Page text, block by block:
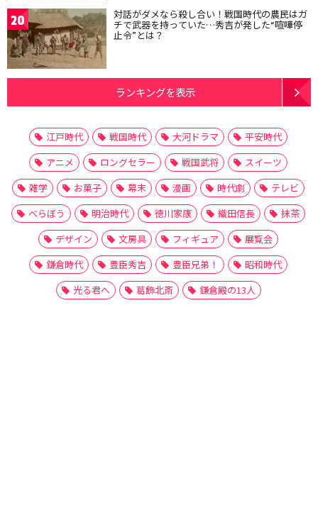
20 対話がダメなら殺し合い！戦国時代の農民はガ
チで武器を持っていた…秀吉が発した“喧嘩停
止令”とは？
ランキングを表示
江戸時代 戦国時代 大河ドラマ
平安時代
アニメ
ロングセラー 戦国武将
スイーツ
雑学
お菓子 幕末 漫画 時代劇
テレビ
べらぼう
明治時代 徳川家康 織田信長
抹茶
デザイン
文房具 フィギュア
展覧会
鎌倉時代
豊臣秀吉 豊臣兄弟！
昭和時代
光る君へ
葛飾北斎 鎌倉殿の13人